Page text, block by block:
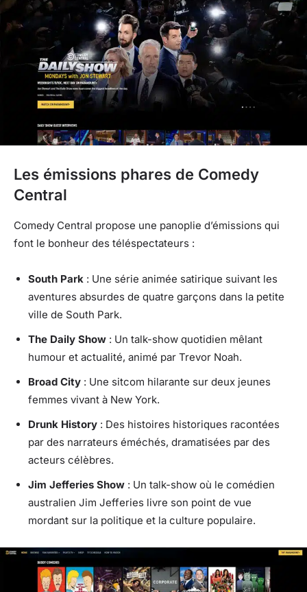
Les émissions phares de Comedy
Central
Comedy Central propose une panoplie d’émissions qui
font le bonheur des téléspectateurs :
South Park : Une série animée satirique suivant les
aventures absurdes de quatre garçons dans la petite
ville de South Park.
The Daily Show : Un talk-show quotidien mêlant
humour et actualité, animé par Trevor Noah.
Broad City : Une sitcom hilarante sur deux jeunes
femmes vivant à New York.
Drunk History : Des histoires historiques racontées
par des narrateurs éméchés, dramatisées par des
acteurs célèbres.
Jim Jefferies Show : Un talk-show où le comédien
australien Jim Jefferies livre son point de vue
mordant sur la politique et la culture populaire.